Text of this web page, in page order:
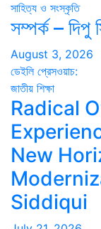
সাহিত্য ও সংস্কৃতি
সম্পর্ক – দিপু
August 3, 2026
ডেইলি প্রেসওয়াচ:
জাতীয় শিক্ষা
Radical
New
Siddiqui